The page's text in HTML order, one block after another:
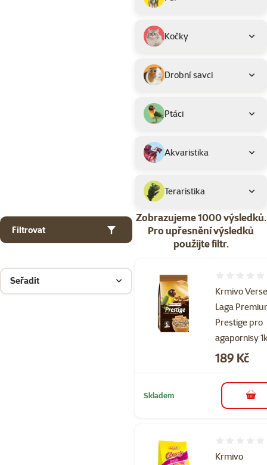
Kočky
Drobní savci
Ptáci
Akvaristika
Teraristika
Filtrovat
Zobrazujeme 1000 výsledků.
Pro upřesnění výsledků
použijte filtr.
Seřadit
Krmivo
Laga
Prestige pro
agapornisy
Cena
189 Kč
Skladem do
Krmivo